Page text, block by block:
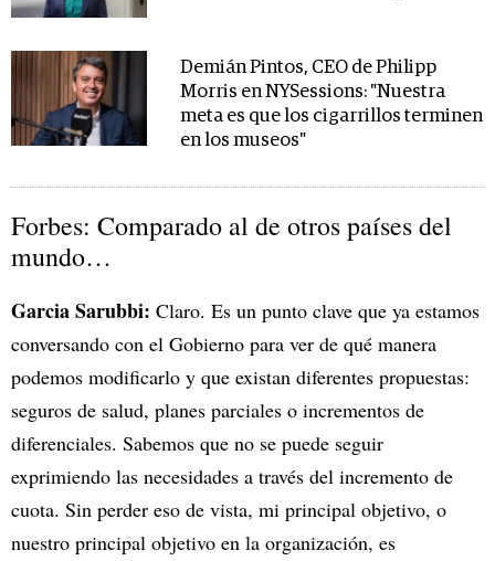
Demián Pintos, CEO de Philipp
Morris en NYSessions: "Nuestra
meta es que los cigarrillos terminen
en los museos"
Forbes: Comparado al de otros países del
mundo…
Garcia Sarubbi: Claro. Es un punto clave que ya estamos
conversando con el Gobierno para ver de qué manera
podemos modificarlo y que existan diferentes propuestas:
seguros de salud, planes parciales o incrementos de
diferenciales. Sabemos que no se puede seguir
exprimiendo las necesidades a través del incremento de
cuota. Sin perder eso de vista, mi principal objetivo, o
nuestro principal objetivo en la organización, es